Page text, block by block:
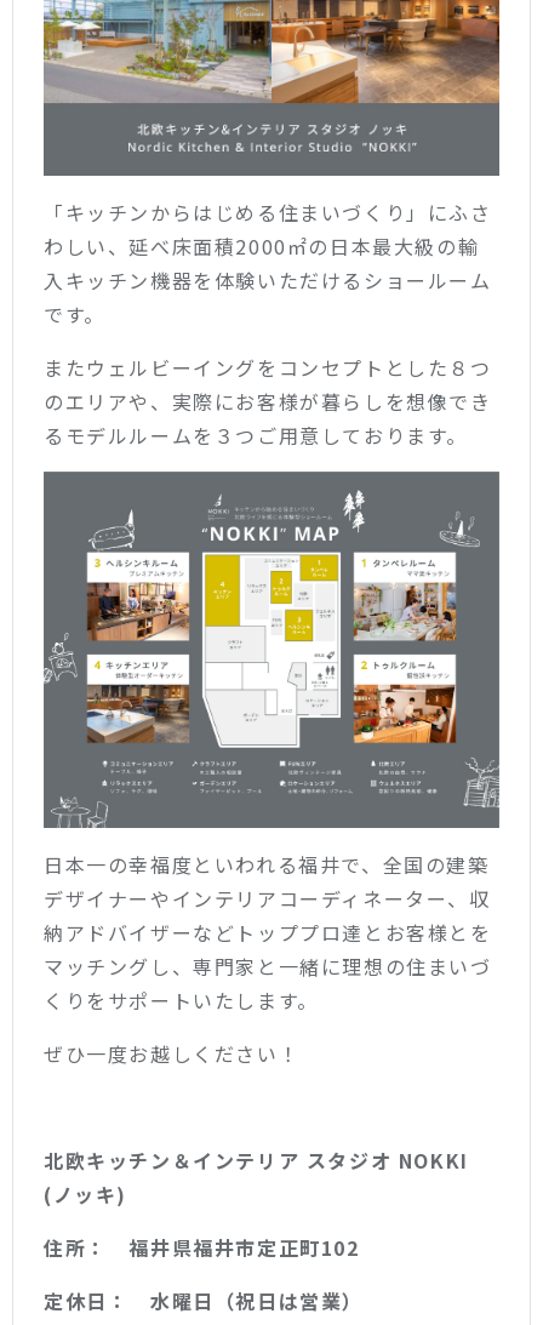
「キッチンからはじめる住まいづくり」にふさ
わしい、延べ床面積2000㎡の日本最大級の輸
入キッチン機器を体験いただけるショールーム
です。
またウェルビーイングをコンセプトとした８つ
のエリアや、実際にお客様が暮らしを想像でき
るモデルルームを３つご用意しております。
日本一の幸福度といわれる福井で、全国の建築
デザイナーやインテリアコーディネーター、収
納アドバイザーなどトッププロ達とお客様とを
マッチングし、専門家と一緒に理想の住まいづ
くりをサポートいたします。
ぜひ一度お越しください！
北欧キッチン＆インテリア スタジオ NOKKI
(ノッキ)
住所： 福井県福井市定正町102
定休日： 水曜日（祝日は営業）